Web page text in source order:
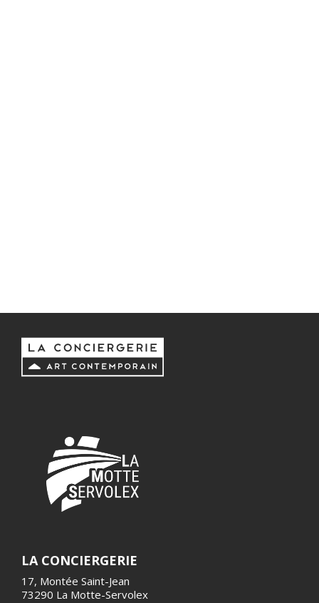
LA CONCIERGERIE
17, Montée Saint-Jean
73290 La Motte-Servolex